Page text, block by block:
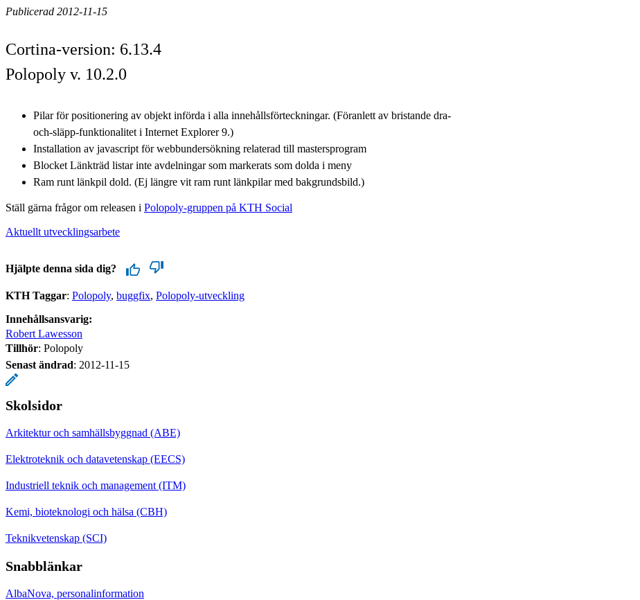
Publicerad 2012-11-15
Cortina-version: 6.13.4
Polopoly v. 10.2.0
Pilar för positionering av objekt införda i alla innehållsförteckningar. (Föranlett av bristande dra-
och-släpp-funktionalitet i Internet Explorer 9.)
Installation av javascript för webbundersökning relaterad till mastersprogram
Blocket Länkträd listar inte avdelningar som markerats som dolda i meny
Ram runt länkpil dold. (Ej längre vit ram runt länkpilar med bakgrundsbild.)
Ställ gärna frågor om releasen i Polopoly-gruppen på KTH Social
Aktuellt utvecklingsarbete
Hjälpte denna sida dig?
KTH Taggar: Polopoly buggfix Polopoly-utveckling
Innehållsansvarig:
Robert Lawesson
Tillhör: Polopoly
Senast ändrad: 2012-11-15
Skolsidor
Arkitektur och samhällsbyggnad (ABE)
Elektroteknik och datavetenskap (EECS)
Industriell teknik och management (ITM)
Kemi, bioteknologi och hälsa (CBH)
Teknikvetenskap (SCI)
Snabblänkar
AlbaNova, personalinformation